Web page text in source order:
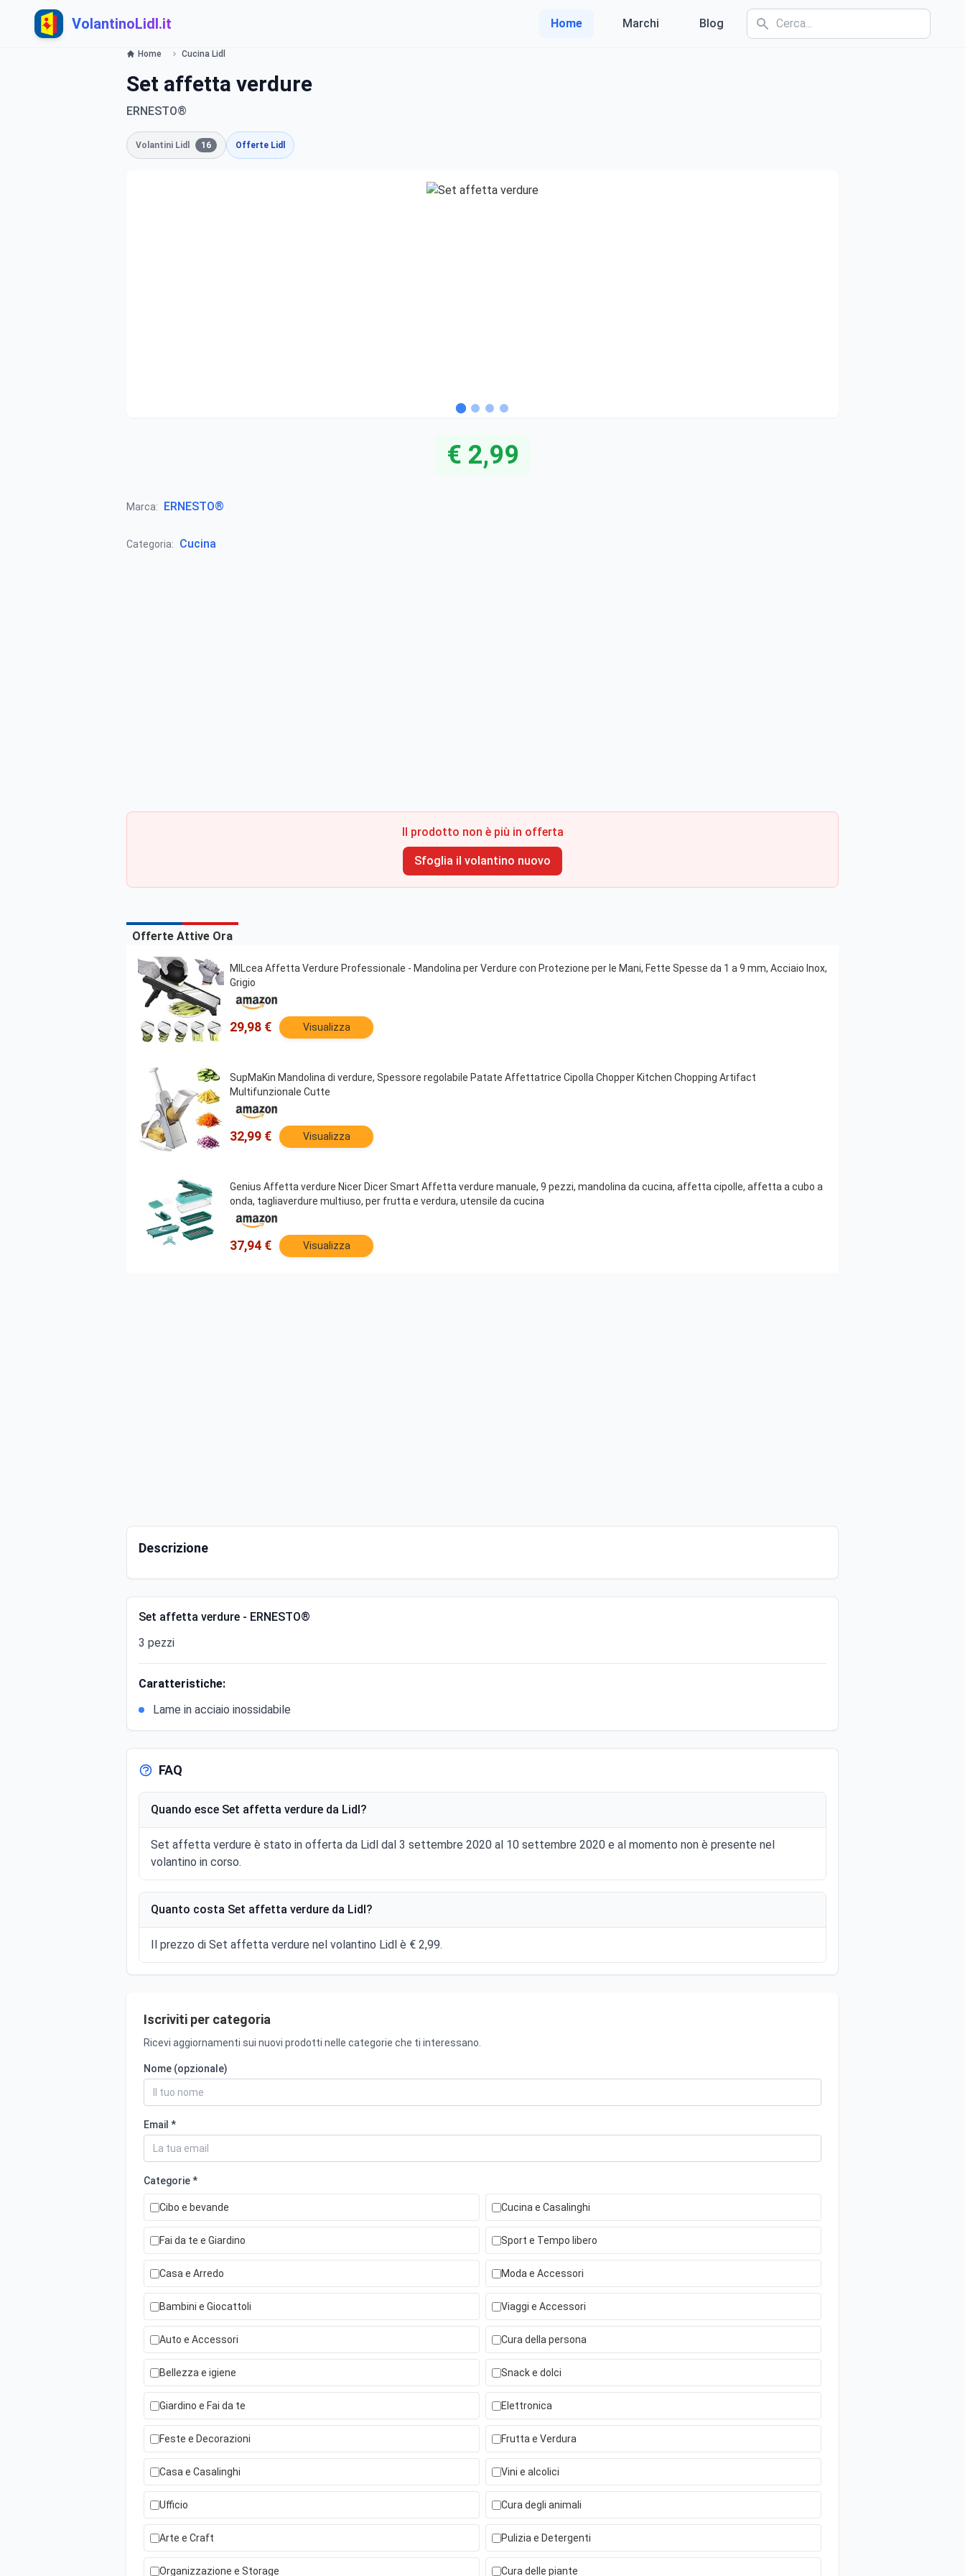
VolantinoLidl.it Home Marchi Blog
Home Cucina Lidl
Set affetta verdure
ERNESTO®
Volantini Lidl 16 Offerte Lidl
€ 2,99
Marca: ERNESTO®
Categoria: Cucina
Il prodotto non è più in offerta
Sfoglia il volantino nuovo
Offerte Attive Ora
MILcea Affetta Verdure Professionale - Mandolina per Verdure con Protezione per le Mani, Fette Spesse da 1 a 9 mm, Acciaio Inox,
Grigio
29,98 € Visualizza
SupMaKin Mandolina di verdure, Spessore regolabile Patate Affettatrice Cipolla Chopper Kitchen Chopping Artifact
Multifunzionale Cutte
32,99 € Visualizza
Genius Affetta verdure Nicer Dicer Smart Affetta verdure manuale, 9 pezzi, mandolina da cucina, affetta cipolle, affetta a cubo a
onda, tagliaverdure multiuso, per frutta e verdura, utensile da cucina
37,94 € Visualizza
Descrizione
Set affetta verdure - ERNESTO®
3 pezzi
Caratteristiche:
Lame in acciaio inossidabile
FAQ
Quando esce Set affetta verdure da Lidl?
Set affetta verdure è stato in offerta da Lidl dal 3 settembre 2020 al 10 settembre 2020 e al momento non è presente nel
volantino in corso.
Quanto costa Set affetta verdure da Lidl?
Il prezzo di Set affetta verdure nel volantino Lidl è € 2,99.
Iscriviti per categoria
Ricevi aggiornamenti sui nuovi prodotti nelle categorie che ti interessano.
Nome (opzionale)
Email *
Categorie *
Cibo e bevande Cucina e Casalinghi
Fai da te e Giardino Sport e Tempo libero
Casa e Arredo Moda e Accessori
Bambini e Giocattoli Viaggi e Accessori
Auto e Accessori Cura della persona
Bellezza e igiene Snack e dolci
Giardino e Fai da te Elettronica
Feste e Decorazioni Frutta e Verdura
Casa e Casalinghi Vini e alcolici
Ufficio Cura degli animali
Arte e Craft Pulizia e Detergenti
Organizzazione e Storage Cura delle piante